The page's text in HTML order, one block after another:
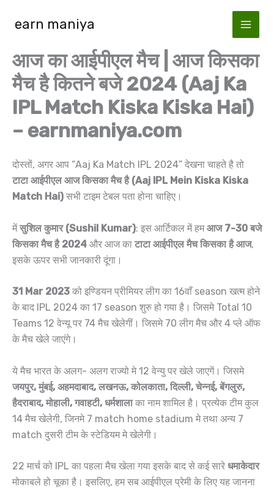
earn maniya
आज का आईपीएल मैच | आज किसका
मैच है कितने बजे 2024 (Aaj Ka
IPL Match Kiska Kiska Hai)
– earnmaniya.com
दोस्तों, अगर आप “Aaj Ka Match IPL 2024” देखना चाहते है तो
टाटा आईपीएल आज किसका मैच है (Aaj IPL Mein Kiska Kiska
Match Hai) सभी टाइम टेबल पता होना चाहिए।
मेंसुशिल कुमार (Sushil Kumar): इस आर्टिकल में हमआज 7-30 बजे
किसका मैच है 2024 और आज का टाटा आईपीएल मैच किसका है आज,
इसके ऊपर सभी जानकारी दूंगा।
31 Mar 2023 को इण्डियन प्रीमियर लीग का 16वाँ season खत्म होने
के बाद IPL 2024 का 17 season शुरु हो गया है। जिसमे Total 10
Teams 12 वेन्यू पर 74 मैच खेलेगीं। जिसमे 70 लीग मैच और 4 प्ले ऑफ
के मैच खेले जाएंगे।
ये मैच भारत के अलग- अलग राज्यो मे 12 वेन्यु पर खेले जाएगें। जिसमे
जयपुर, मुंबई, अहमदाबाद, लखनऊ, कोलकाता, दिल्ली, चेन्नई, बेंगलुरु,
हैदराबाद, मोहाली, गवाहटी, धर्मशालाका नाम शामिल है। प्रत्येक टीम कुल
14 मैच खेलेगी, जिनमे 7 match home stadium मे तथा अन्य 7
match दुसरी टीम के स्टेडियम मे खेलेगी।
22 मार्च को IPL का पहला मैच खेला गया इसके बाद से कई सारे धमाकेदार
मोकाबले हो चूका है। इसलिए, हम सब आईपीएल प्रेमी के लिए यह जानना